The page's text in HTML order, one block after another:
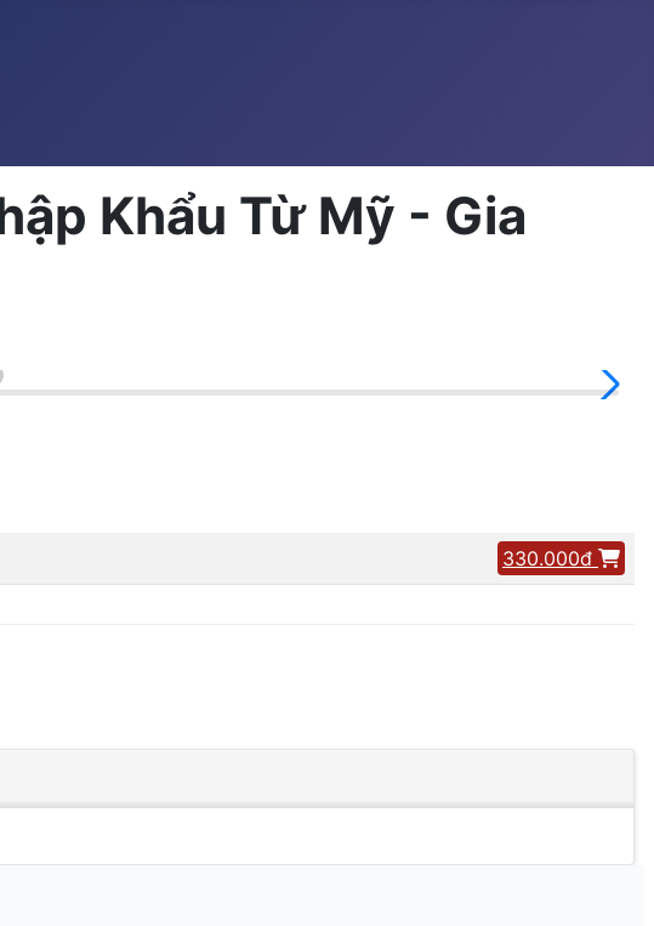
Khẩu Từ Mỹ - Gia
330.000đ